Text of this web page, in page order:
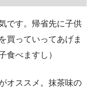
です。帰省先に子供
買っていってあげま
食べますし）
オススメ。抹茶味の